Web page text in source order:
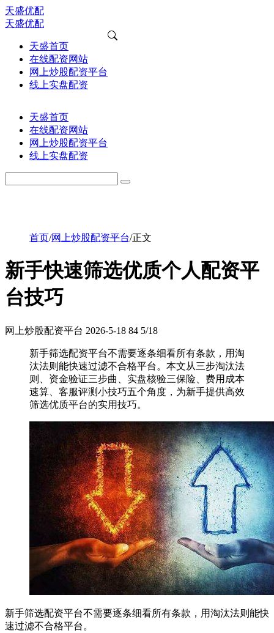
天盛优配
天盛优配
天盛首页
在线配资网站
网上炒股配资平台
线上实盘配资
天盛首页
在线配资网站
网上炒股配资平台
线上实盘配资
首页/网上炒股配资平台/正文
新手快速筛选优质个人配资平
台技巧
网上炒股配资平台 2026-5-18 84 5/18
新手筛选配资平台不需要逐条细看所有条款，用淘
汰法则能快速过滤不合格平台。本文从三步淘汰法
则、资金验证三步曲、实盘核验三保险、费用成本
速算、客服评测小技巧五个角度，为新手提供高效
筛选优质平台的实用技巧。
新手筛选配资平台不需要逐条细看所有条款，用淘汰法则能快
速过滤不合格平台。